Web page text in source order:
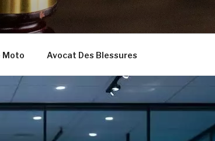
Moto Avocat Des Blessures